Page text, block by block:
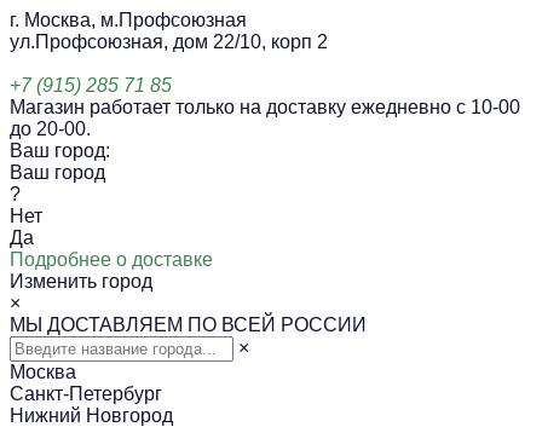
г. Москва, м.Профсоюзная
ул.Профсоюзная, дом 22/10, корп 2
+7 (915) 285 71 85
Магазин работает только на доставку ежедневно с 10-00
до 20-00.
Ваш город:
Ваш город
?
Нет
Да
Подробнее о доставке
Изменить город
×
МЫ ДОСТАВЛЯЕМ ПО ВСЕЙ РОССИИ
×
Москва
Санкт-Петербург
Нижний Новгород